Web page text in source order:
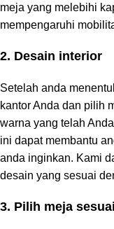
meja yang melebihi
mempengaruhi
2. Desain interior
Setelah anda
kantor Anda dan pilih
warna yang telah
ini dapat membantu
anda inginkan. Kami
desain yang sesuai
3. Pilih meja